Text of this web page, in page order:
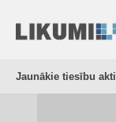
Jaunākie tiesību akti